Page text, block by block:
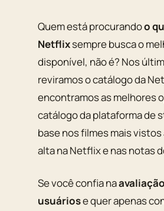
Quem está procurandoo
Netflixsempre busca o
disponível, não é? Nos
reviramos o catálogo da
encontramos as melhores
catálogo da plataforma de
base nos filmes mais
alta na Netflix e nas notas
Se você confia na
usuáriose quer apenas